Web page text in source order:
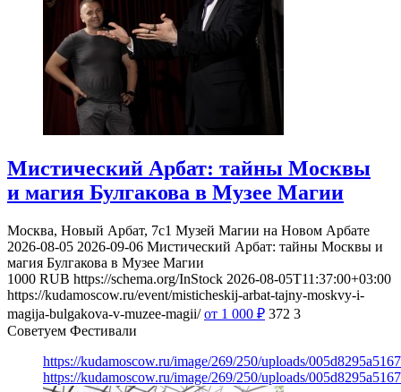
Мистический Арбат: тайны Москвы
и магия Булгакова в Музее Магии
Москва, Новый Арбат, 7с1 Музей Магии на Новом Арбате
2026-08-05 2026-09-06 Мистический Арбат: тайны Москвы и
магия Булгакова в Музее Магии
1000 RUB https://schema.org/InStock 2026-08-05T11:37:00+03:00
https://kudamoscow.ru/event/misticheskij-arbat-tajny-moskvy-i-
magija-bulgakova-v-muzee-magii/ от 1 000 ₽ 372 3
Советуем Фестивали
https://kudamoscow.ru/image/269/250/uploads/
https://kudamoscow.ru/image/269/250/uploads/